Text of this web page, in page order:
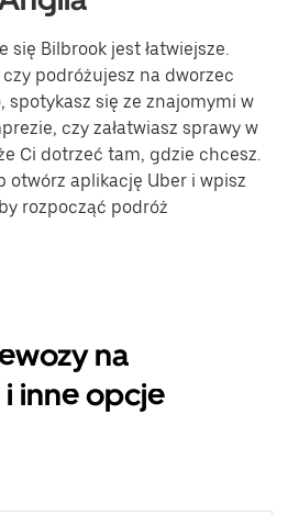
się Bilbrook jest łatwiejsze.
podróżujesz na dworzec
spotykasz się ze znajomymi w
czy załatwiasz sprawy w
Ci dotrzeć tam, gdzie chcesz.
otwórz aplikację Uber i wpisz
rozpocząć podróż
na
inne opcje